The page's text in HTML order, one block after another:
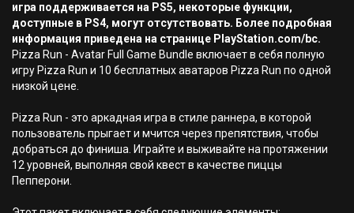
игра поддерживается на PS5, некоторые функции,
доступные в PS4, могут отсутствовать. Более подробная
информация приведена на странице PlayStation.com/bc.
Pizza Run - Avatar Full Game Bundle включает в себя полную
игру Pizza Run и 10 бесплатных аватаров Pizza Run по одной
низкой цене.
Pizza Run - это аркадная игра в стиле раннера, в которой
пользователь прыгает и мчится через препятствия, чтобы
добраться до финиша. Играйте и выживайте на протяжении
12 уровней, выполняя свой квест в качестве пиццы
Пепперони.